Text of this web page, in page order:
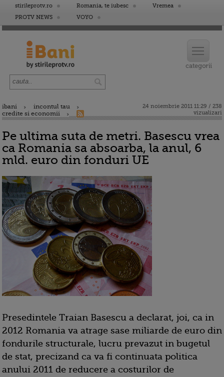
stirileprotv.ro Romania, te iubesc
Vremea
PROTV NEWS
VOYO
ibani
incontul tau
credite si economii
24 noiembrie 2011 11:29 / 238
vizualizari
Pe ultima suta de metri. Basescu vrea
ca Romania sa absoarba, la anul, 6
mld. euro din fonduri UE
Presedintele Traian Basescu a declarat, joi, ca in
2012 Romania va atrage sase miliarde de euro din
fondurile structurale, lucru prevazut in bugetul
de stat, precizand ca va fi continuata politica
anului 2011 de reducere a costurilor de